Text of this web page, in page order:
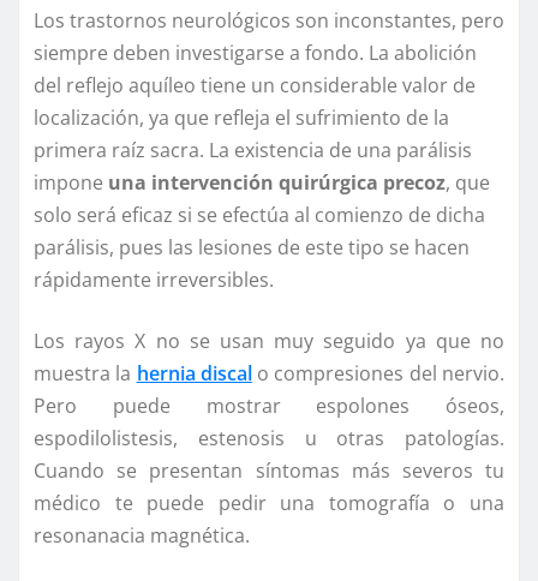
Los trastornos neurológicos son inconstantes, pero
siempre deben investigarse a fondo. La abolición
del reflejo aquíleo tiene un considerable valor de
localización, ya que refleja el sufrimiento de la
primera raíz sacra. La existencia de una parálisis
impone una intervención quirúrgica precoz, que
solo será eficaz si se efectúa al comienzo de dicha
parálisis, pues las lesiones de este tipo se hacen
rápidamente irreversibles.
Los rayos X no se usan muy seguido ya que no
muestra la hernia discalo compresiones del nervio.
Pero puede mostrar espolones óseos,
espodilolistesis, estenosis u otras patologías.
Cuando se presentan síntomas más severos tu
médico te puede pedir una tomografía o una
resonanacia magnética.